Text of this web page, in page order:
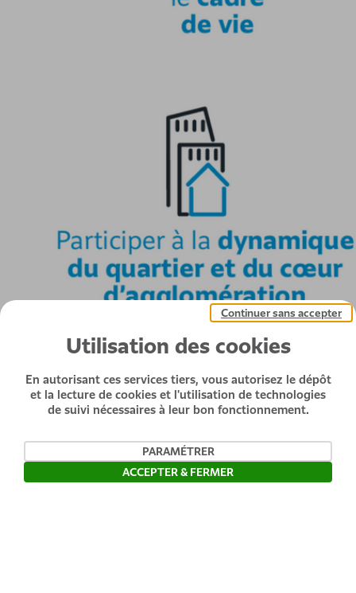
Utilisation des cookies
En autorisant ces services tiers, vous autorisez le dépôt
et la lecture de cookies et l'utilisation de technologies
de suivi nécessaires à leur bon fonctionnement.
Continuer sans accepter
PARAMÉTRER
ACCEPTER & FERMER